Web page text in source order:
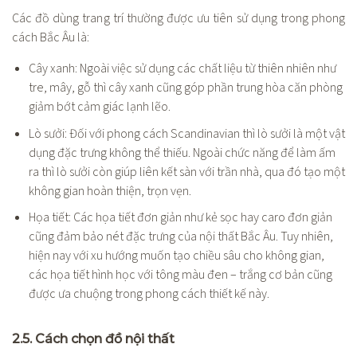
Các đồ dùng trang trí thường được ưu tiên sử dụng trong phong
cách Bắc Âu là:
Cây xanh: Ngoài việc sử dụng các chất liệu từ thiên nhiên như
tre, mây, gỗ thì cây xanh cũng góp phần trung hòa căn phòng
giảm bớt cảm giác lạnh lẽo.
Lò sưởi: Đối với phong cách Scandinavian thì lò sưởi là một vật
dụng đặc trưng không thể thiếu. Ngoài chức năng để làm ấm
ra thì lò sưởi còn giúp liên kết sàn với trần nhà, qua đó tạo một
không gian hoàn thiện, trọn vẹn.
Họa tiết: Các họa tiết đơn giản như kẻ sọc hay caro đơn giản
cũng đảm bảo nét đặc trưng của nội thất Bắc Âu. Tuy nhiên,
hiện nay với xu hướng muốn tạo chiều sâu cho không gian,
các họa tiết hình học với tông màu đen – trắng cơ bản cũng
được ưa chuộng trong phong cách thiết kế này.
2.5. Cách chọn đồ nội thất